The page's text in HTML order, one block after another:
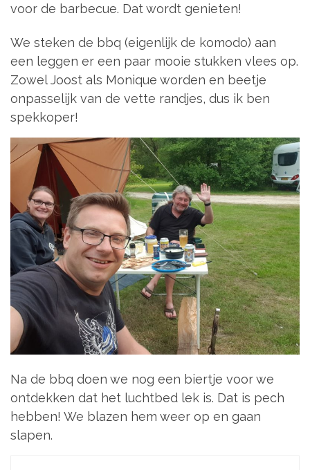
voor de barbecue. Dat wordt genieten!
We steken de bbq (eigenlijk de komodo) aan
een leggen er een paar mooie stukken vlees op.
Zowel Joost als Monique worden en beetje
onpasselijk van de vette randjes, dus ik ben
spekkoper!
Na de bbq doen we nog een biertje voor we
ontdekken dat het luchtbed lek is. Dat is pech
hebben! We blazen hem weer op en gaan
slapen.